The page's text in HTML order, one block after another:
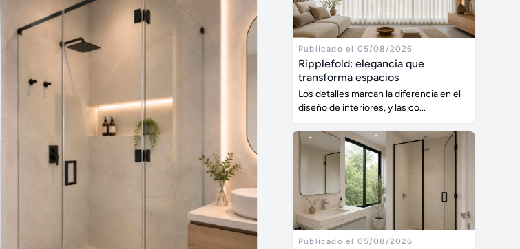
Publicado el 05/08/2026
Ripplefold: elegancia que
transforma espacios
Los detalles marcan la diferencia en el
diseño de interiores, y las co...
Publicado el 05/08/2026